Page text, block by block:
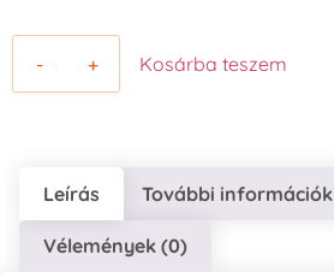
- + Kosárba teszem
Leírás További információk
Vélemények (0)